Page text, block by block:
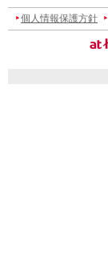
個人情報保護方針